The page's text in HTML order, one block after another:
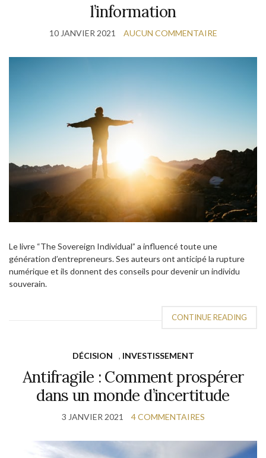
l’information
10 JANVIER 2021 AUCUN COMMENTAIRE
Le livre “The Sovereign Individual” a influencé toute une
génération d’entrepreneurs. Ses auteurs ont anticipé la rupture
numérique et ils donnent des conseils pour devenir un individu
souverain.
CONTINUE READING
DÉCISION , INVESTISSEMENT
Antifragile : Comment prospérer
dans un monde d’incertitude
3 JANVIER 2021 4 COMMENTAIRES